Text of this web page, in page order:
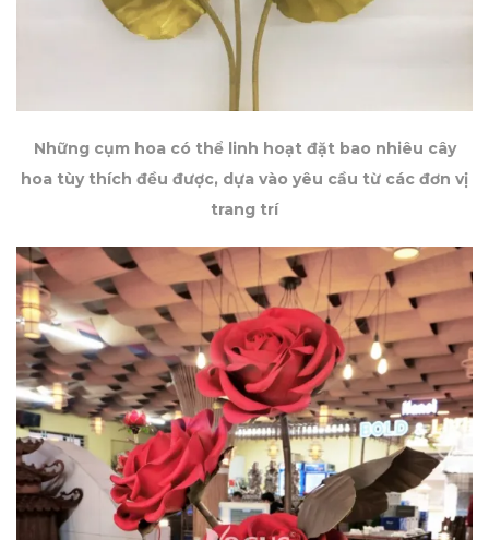
Những cụm hoa có thể linh hoạt đặt bao nhiêu cây
hoa tùy thích đều được, dựa vào yêu cầu từ các đơn vị
trang trí